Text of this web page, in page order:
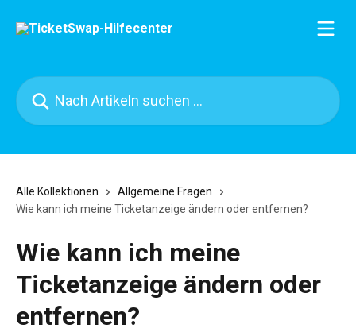
Nach Artikeln suchen …
Alle Kollektionen
Allgemeine Fragen
Wie kann ich meine Ticketanzeige ändern oder entfernen?
Wie kann ich meine
Ticketanzeige ändern oder
entfernen?